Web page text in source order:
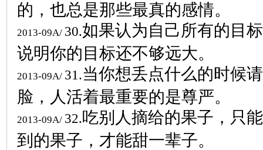
的，也总是那些最真的感情。
2013-09A/ 30.如果认为自己所有的目
说明你的目标还不够远大。
2013-09A/ 31.当你想丢点什么的时候
脸，人活着最重要的是尊严。
2013-09A/ 32.吃别人摘给的果子，只
到的果子，才能甜一辈子。